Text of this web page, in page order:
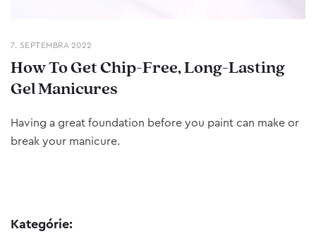
7. SEPTEMBRA 2022
How To Get Chip-Free, Long-Lasting
Gel Manicures
Having a great foundation before you paint can make or
break your manicure.
Kategórie: